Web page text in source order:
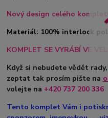
Nový design celého
Materiál: 100% interlock
KOMPLET SE VYRÁBÍ VE
Když si nebudete vědět
zeptat tak prosím pište na
volejte na +420 737 200 336
Tento komplet Vám i